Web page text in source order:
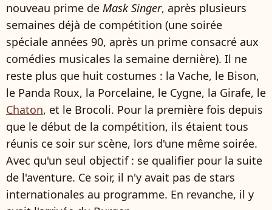
nouveau prime de Mask Singer, après plusieurs
semaines déjà de compétition (une soirée
spéciale années 90, après un prime consacré aux
comédies musicales la semaine dernière). Il ne
reste plus que huit costumes : la Vache, le Bison,
le Panda Roux, la Porcelaine, le Cygne, la Girafe, le
Chaton, et le Brocoli. Pour la première fois depuis
que le début de la compétition, ils étaient tous
réunis ce soir sur scène, lors d'une même soirée.
Avec qu'un seul objectif : se qualifier pour la suite
de l'aventure. Ce soir, il n'y avait pas de stars
internationales au programme. En revanche, il y